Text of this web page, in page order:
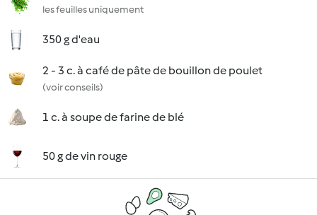
les feuilles uniquement
350 g d'eau
2 - 3 c. à café de pâte de bouillon de poulet
(voir conseils)
1 c. à soupe de farine de blé
50 g de vin rouge